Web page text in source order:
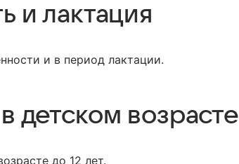
и лактация
и в период лактации.
детском возрасте
до 12 лет.